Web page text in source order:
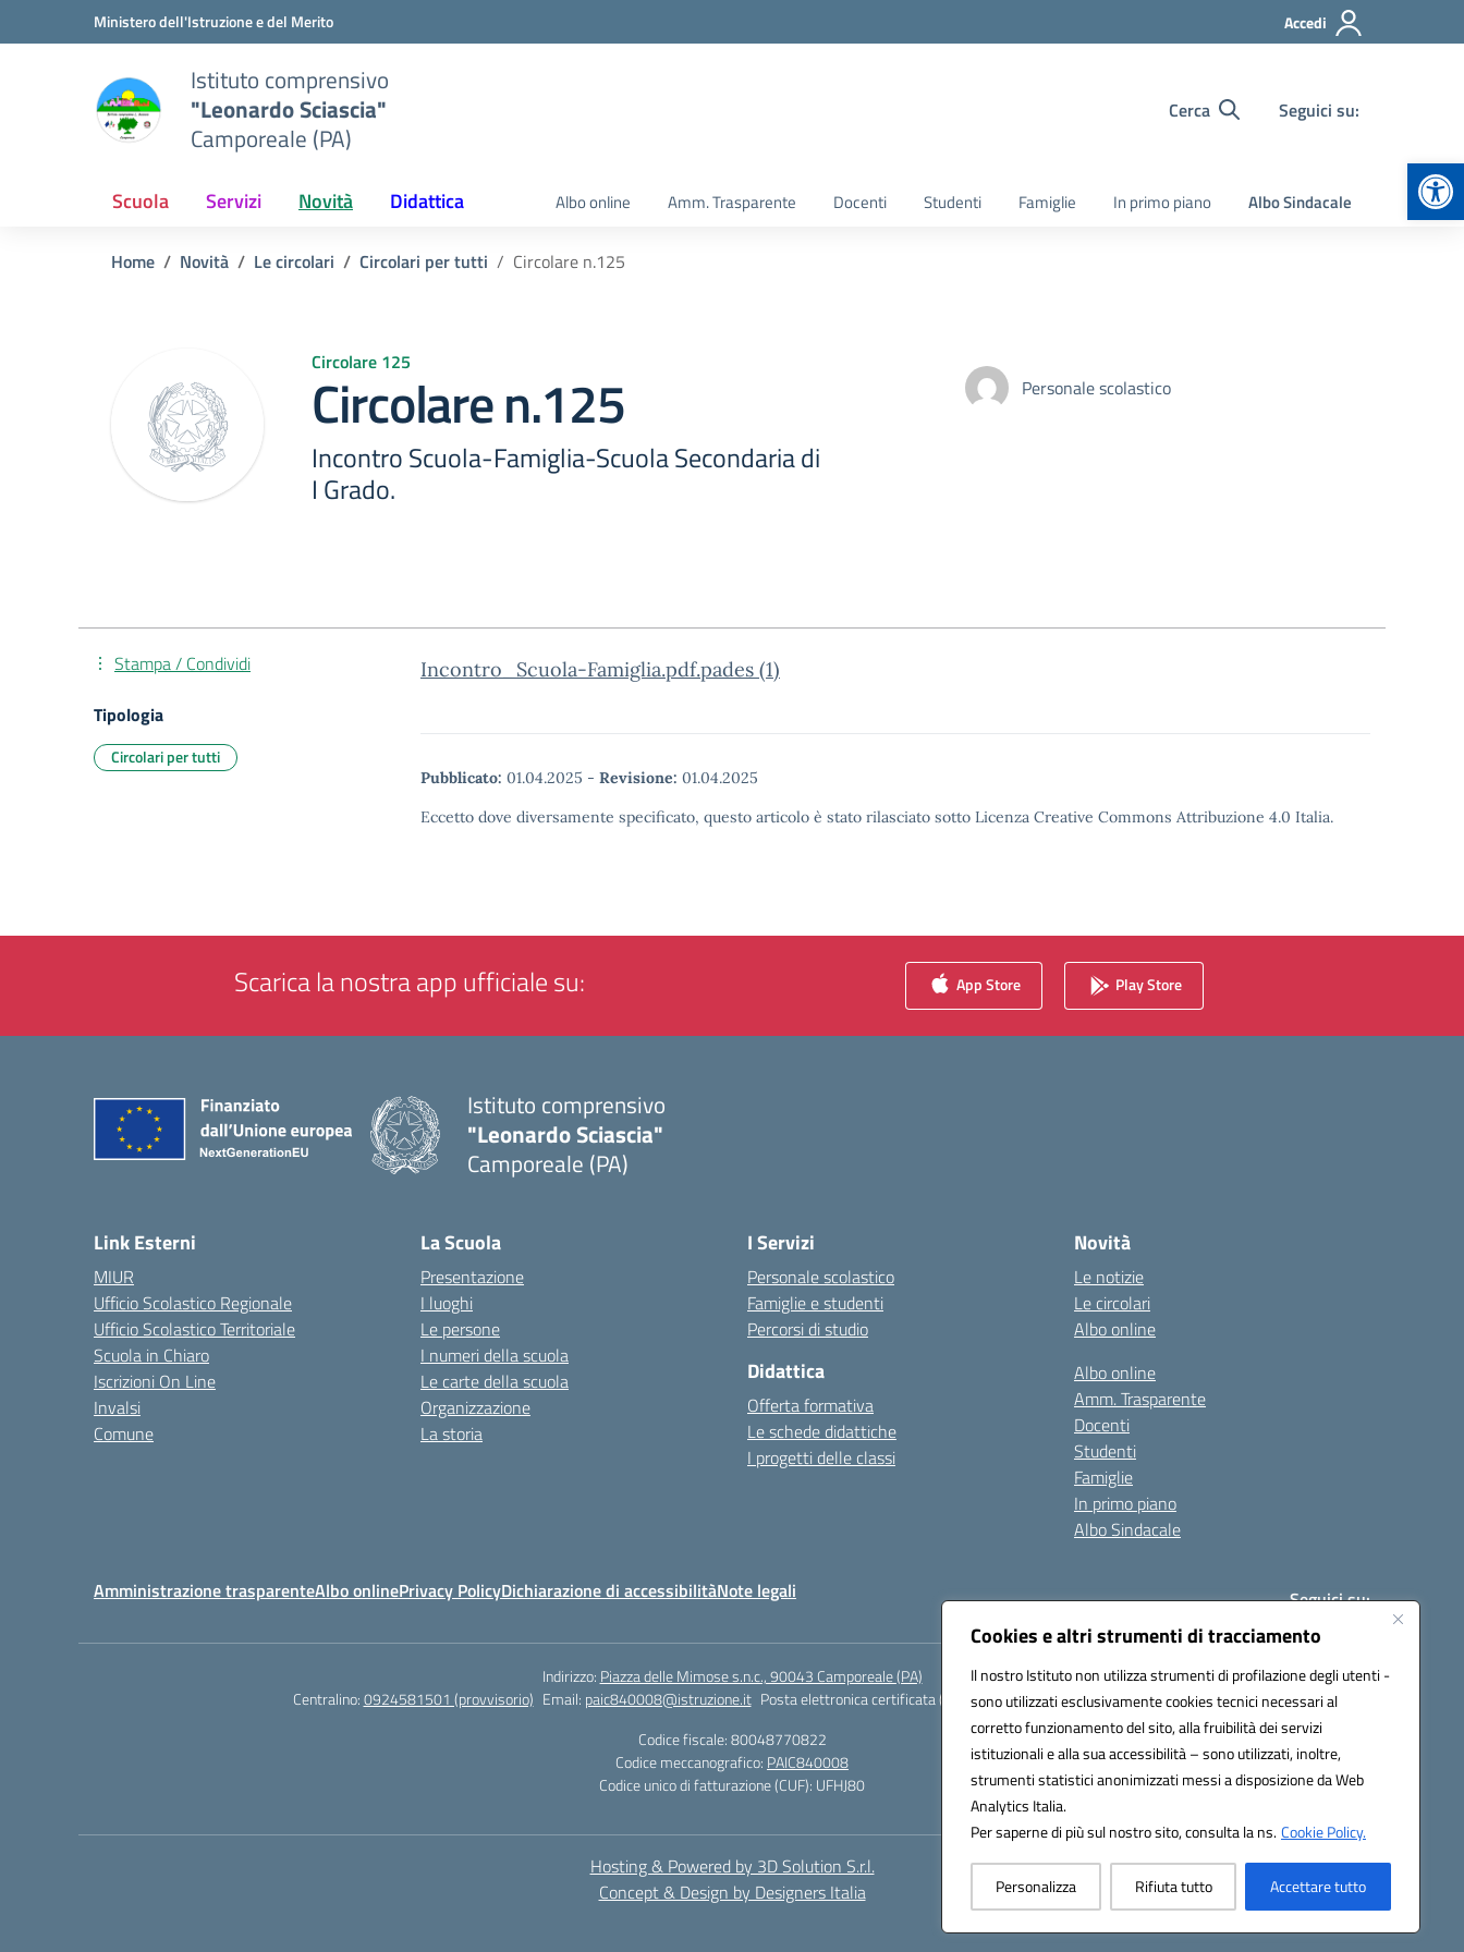
Cookies e altri strumenti di tracciamento
Il nostro Istituto non utilizza strumenti di profilazione degli utenti -
sono utilizzati esclusivamente cookies tecnici necessari al
corretto funzionamento del sito, alla fruibilità dei servizi
istituzionali e alla sua accessibilità – sono utilizzati, inoltre,
strumenti statistici anonimizzati messi a disposizione da Web
Analytics Italia.
Per saperne di più sul nostro sito, consulta la ns.Cookie Policy.
Personalizza Rifiuta tutto Accettare tutto
Vai ai contenuti
Vai al menu di navigazioneMinistero dell'Istruzione e del Merito Accedi
Istituto comprensivo
"Leonardo Sciascia"
Camporeale (PA)
Cerca Seguici su:
Scuola Servizi Novità Didattica Albo online Amm. Trasparente Docenti Studenti Famiglie In primo piano Albo Sindacale
Home Novità Le circolari Circolari per tutti Circolare n.125
Circolare 125
Circolare n.125
Incontro Scuola-Famiglia-Scuola Secondaria di
I Grado.
Personale scolastico
Incontro_Scuola-Famiglia.pdf.pades (1)
Pubblicato: 01.04.2025 - Revisione: 01.04.2025
Eccetto dove diversamente specificato, questo articolo è stato rilasciato sotto Licenza Creative Commons Attribuzione 4.0 Italia.
Stampa / Condividi
Tipologia
Circolari per tutti
Scarica la nostra app ufficiale su: App Store Play Store
Istituto comprensivo
"Leonardo Sciascia"
Camporeale (PA)
Link Esterni
MIUR
Ufficio Scolastico Regionale
Ufficio Scolastico Territoriale
Scuola in Chiaro
Iscrizioni On Line
Invalsi
Comune
La Scuola
Presentazione
I luoghi
Le persone
I numeri della scuola
Le carte della scuola
Organizzazione
La storia
I Servizi
Personale scolastico
Famiglie e studenti
Percorsi di studio
Didattica
Offerta formativa
Le schede didattiche
I progetti delle classi
Novità
Le notizie
Le circolari
Albo online
Albo online
Amm. Trasparente
Docenti
Studenti
Famiglie
In primo piano
Albo Sindacale
Amministrazione trasparenteAlbo onlinePrivacy PolicyDichiarazione di accessibilitàNote legali Seguici su:
Indirizzo: Piazza delle Mimose s.n.c., 90043 Camporeale (PA)
Centralino:0924581501 (provvisorio) Email: paic840008@istruzione.it Posta elettronica certificata (PEC):paic840008@pec.istruzione.it
Codice fiscale: 80048770822
Codice meccanografico: PAIC840008
Codice unico di fatturazione (CUF): UFHJ80
Hosting & Powered by 3D Solution S.r.l.
Concept & Design by Designers Italia